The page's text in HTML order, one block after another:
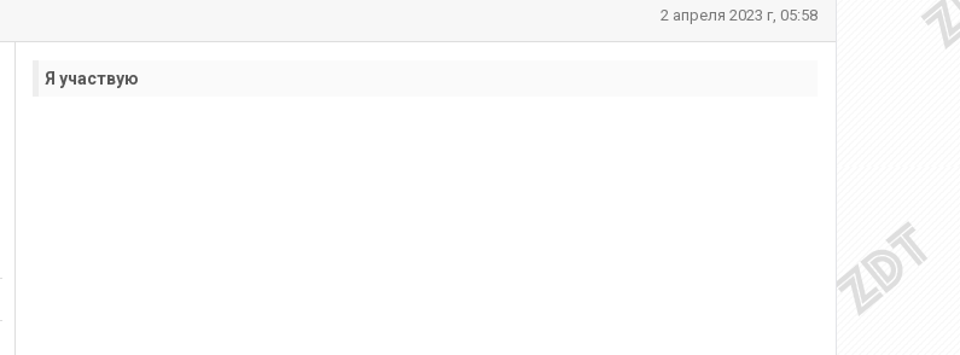
2 апреля 2023 г, 05:58
Я участвую